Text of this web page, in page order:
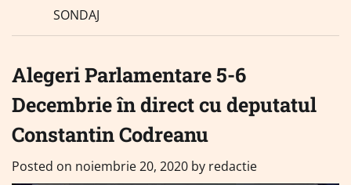
SONDAJ
Alegeri Parlamentare 5-6
Decembrie în direct cu deputatul
Constantin Codreanu
Posted on noiembrie 20, 2020 by redactie